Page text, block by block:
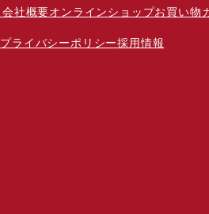
会社概要オンラインショップお買い物
プライバシーポリシー採用情報